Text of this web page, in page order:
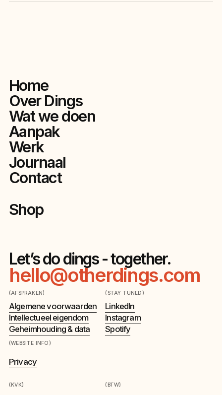
Home
Over Dings
Wat we doen
Aanpak
Werk
Journaal
Contact
Shop
Let’s do dings - together.
hello@otherdings.com
(AFSPRAKEN)
Algemene voorwaarden
Intellectueel eigendom
Geheimhouding & data
(WEBSITE INFO)
Privacy
(STAY TUNED)
LinkedIn
Instagram
Spotify
(KVK) (BTW)